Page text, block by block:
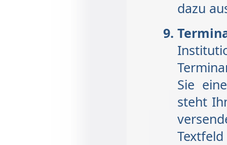
dazu
Sie
steht